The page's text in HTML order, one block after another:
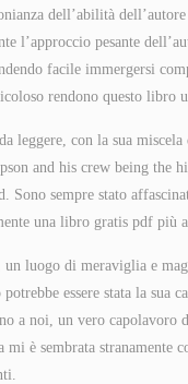
dell’abilità
l’approccio pesante
facile immergersi
rendono questo libro
leggere, con la sua
and his crew being the
Sono sempre stato
una libro gratis pdf più
luogo di meraviglia e
essere stata la sua
a noi, un vero
mi è sembrata